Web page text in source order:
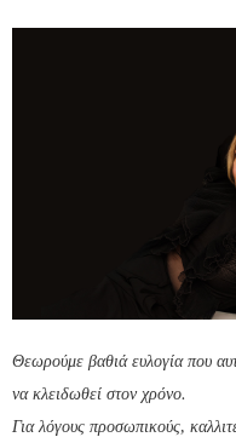
Θεωρούμε βαθιά ευλογία που
να κλειδωθεί στον χρόνο.
Για λόγους προσωπικούς,